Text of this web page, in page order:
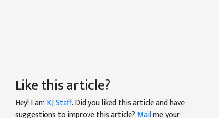
Like this article?
Hey! I amKJ Staff. Did you liked this article and have
suggestions to improve this article? Mailme your